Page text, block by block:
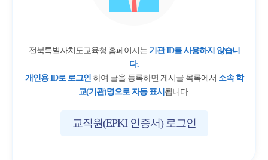
전북특별자치도교육청 홈페이지는 기관 ID를 사용하지 않습니
다.
개인용 ID로 로그인하여 글을 등록하면 게시글 목록에서 소속 학
교(기관)명으로 자동 표시 됩니다.
교직원(EPKI 인증서) 로그인